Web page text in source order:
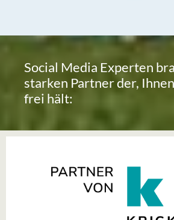
Social Media Experten
starken Partner der,
frei hält: